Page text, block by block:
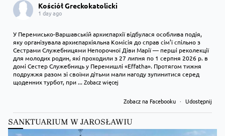
Kościół Greckokatolicki
1 day ago
У Перемисько-Варшавській архиєпархії відбулася особлива подія,
яку організувала архиєпархіяльна Комісія до справ сім’ї спільно з
Сестрами Служебницями Непорочної Діви Марії — перші реколекції
для молодих родин, які проходили з 27 липня по 1 серпня 2026 р. в
домі Сестер Служебниць у Перемишлі «Effatha». Протягом тижня
подружжя разом зі своїми дітьми мали нагоду зупинитися серед
щоденних турбот, при...Zobacz więcej
Zobacz na Facebooku · Udostępnij
Kościół Greckokatolicki
SANKTUARIUM W JAROSŁAWIU